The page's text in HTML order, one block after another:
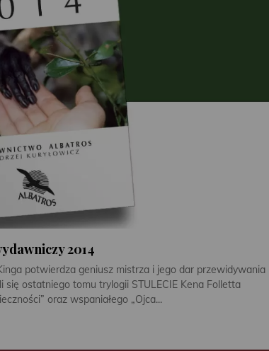
2014
potwierdza geniusz mistrza i jego dar przewidywania
ostatniego tomu trylogii STULECIE Kena Folletta
oraz wspaniałego „Ojca...